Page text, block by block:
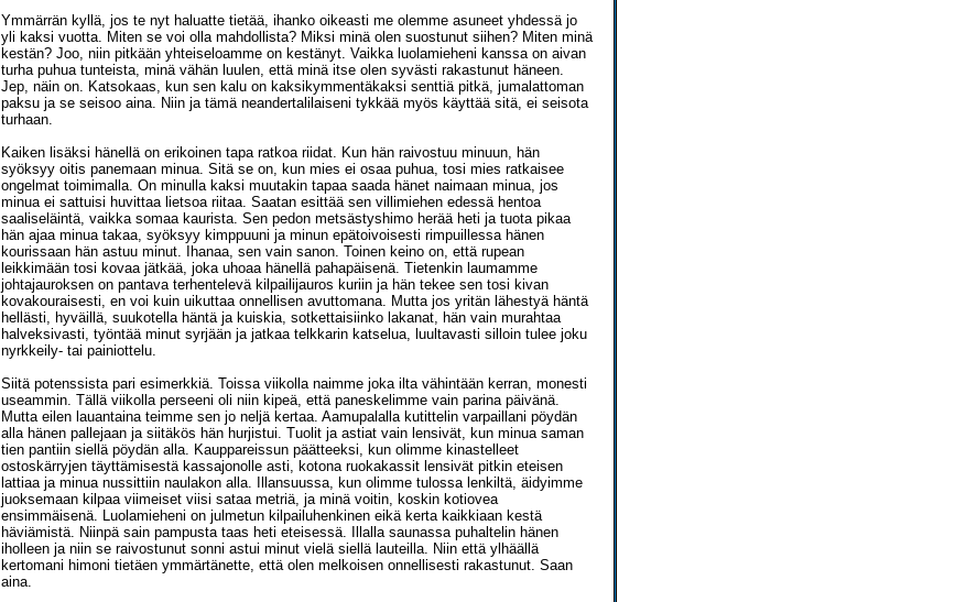
Ymmärrän kyllä, jos te nyt haluatte tietää, ihanko oikeasti me olemme asuneet yhdessä jo
yli kaksi vuotta. Miten se voi olla mahdollista? Miksi minä olen suostunut siihen? Miten minä
kestän? Joo, niin pitkään yhteiseloamme on kestänyt. Vaikka luolamieheni kanssa on aivan
turha puhua tunteista, minä vähän luulen, että minä itse olen syvästi rakastunut häneen.
Jep, näin on. Katsokaas, kun sen kalu on kaksikymmentäkaksi senttiä pitkä, jumalattoman
paksu ja se seisoo aina. Niin ja tämä neandertalilaiseni tykkää myös käyttää sitä, ei seisota
turhaan.
Kaiken lisäksi hänellä on erikoinen tapa ratkoa riidat. Kun hän raivostuu minuun, hän
syöksyy oitis panemaan minua. Sitä se on, kun mies ei osaa puhua, tosi mies ratkaisee
ongelmat toimimalla. On minulla kaksi muutakin tapaa saada hänet naimaan minua, jos
minua ei sattuisi huvittaa lietsoa riitaa. Saatan esittää sen villimiehen edessä hentoa
saaliseläintä, vaikka somaa kaurista. Sen pedon metsästyshimo herää heti ja tuota pikaa
hän ajaa minua takaa, syöksyy kimppuuni ja minun epätoivoisesti rimpuillessa hänen
kourissaan hän astuu minut. Ihanaa, sen vain sanon. Toinen keino on, että rupean
leikkimään tosi kovaa jätkää, joka uhoaa hänellä pahapäisenä. Tietenkin laumamme
johtajauroksen on pantava terhentelevä kilpailijauros kuriin ja hän tekee sen tosi kivan
kovakouraisesti, en voi kuin uikuttaa onnellisen avuttomana. Mutta jos yritän lähestyä häntä
hellästi, hyväillä, suukotella häntä ja kuiskia, sotkettaisiinko lakanat, hän vain murahtaa
halveksivasti, työntää minut syrjään ja jatkaa telkkarin katselua, luultavasti silloin tulee joku
nyrkkeily- tai painiottelu.
Siitä potenssista pari esimerkkiä. Toissa viikolla naimme joka ilta vähintään kerran, monesti
useammin. Tällä viikolla perseeni oli niin kipeä, että paneskelimme vain parina päivänä.
Mutta eilen lauantaina teimme sen jo neljä kertaa. Aamupalalla kutittelin varpaillani pöydän
alla hänen pallejaan ja siitäkös hän hurjistui. Tuolit ja astiat vain lensivät, kun minua saman
tien pantiin siellä pöydän alla. Kauppareissun päätteeksi, kun olimme kinastelleet
ostoskärryjen täyttämisestä kassajonolle asti, kotona ruokakassit lensivät pitkin eteisen
lattiaa ja minua nussittiin naulakon alla. Illansuussa, kun olimme tulossa lenkiltä, äidyimme
juoksemaan kilpaa viimeiset viisi sataa metriä, ja minä voitin, koskin kotiovea
ensimmäisenä. Luolamieheni on julmetun kilpailuhenkinen eikä kerta kaikkiaan kestä
häviämistä. Niinpä sain pampusta taas heti eteisessä. Illalla saunassa puhaltelin hänen
iholleen ja niin se raivostunut sonni astui minut vielä siellä lauteilla. Niin että ylhäällä
kertomani himoni tietäen ymmärtänette, että olen melkoisen onnellisesti rakastunut. Saan
aina.